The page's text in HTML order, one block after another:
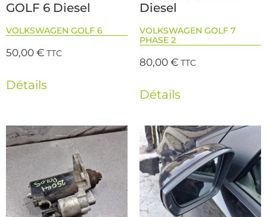
GOLF 6 Diesel
VOLKSWAGEN GOLF 6
50,00€ TTC
Détails
Diesel
VOLKSWAGEN GOLF 7
PHASE 2
80,00€ TTC
Détails